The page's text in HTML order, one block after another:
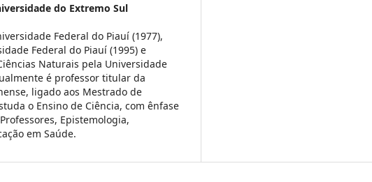
do Extremo Sul
Federal do Piauí (1977),
Federal do Piauí (1995) e
Naturais pela Universidade
é professor titular da
ligado aos Mestrado de
o Ensino de Ciência, com ênfase
Epistemologia,
em Saúde.